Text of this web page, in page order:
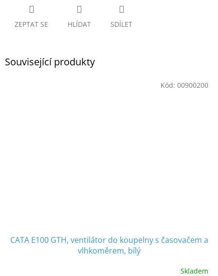
ZEPTAT SE HLÍDAT SDÍLET
Související produkty
CATA E100 GTH, ventilátor do koupelny s časovačem a
vlhkoměrem, bílý
Skladem
Kód: 00900200